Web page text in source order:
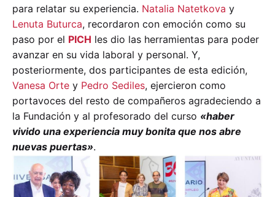
para relatar su experiencia. Natalia Natetkova y
Lenuta Buturca, recordaron con emoción como su
paso por el PICH les dio las herramientas para poder
avanzar en su vida laboral y personal. Y,
posteriormente, dos participantes de esta edición,
Vanesa Orte y Pedro Sediles, ejercieron como
portavoces del resto de compañeros agradeciendo a
la Fundación y al profesorado del curso «haber
vivido una experiencia muy bonita que nos abre
nuevas puertas».